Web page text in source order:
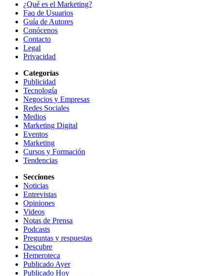
¿Qué es el Marketing?
Faq de Usuarios
Guía de Autores
Conócenos
Contacto
Legal
Privacidad
Categorías
Publicidad
Tecnología
Negocios y Empresas
Redes Sociales
Medios
Marketing Digital
Eventos
Marketing
Cursos y Formación
Tendencias
Secciones
Noticias
Entrevistas
Opiniones
Videos
Notas de Prensa
Podcasts
Preguntas y respuestas
Descubre
Hemeroteca
Publicado Ayer
Publicado Hoy